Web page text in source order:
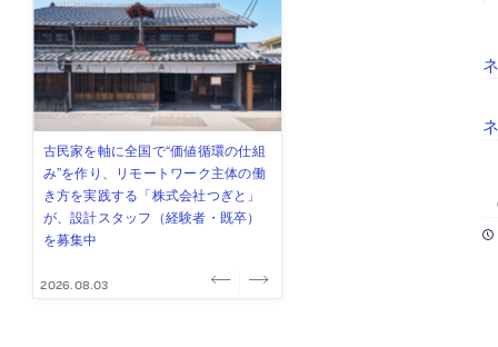
佐々木慧が主宰する「axonometric株
式会社」が、設計スタッフ（経験
者・既卒・2027年新卒）を募集中
2026.08.07
古民家を軸に全国で“価値循環の仕組
み”を作り、リモートワーク主体の働
き方を実践する「株式会社つぎと」
が、設計スタッフ（経験者・既卒）
を募集中
2026.08.03
リノベる株式会社が、設計パートナ
ー (業務委託) を募集中
2026.08.03
社会への影響力のある建築を手掛
け、スタッフ同士で助け合う環境づ
くりも行う「E.A.S.T.architects」
が、設計スタッフ（経験者・既卒・
2027年新卒）を募集中
2026.07.31
代官山を拠点に活動する「梅澤竜也 /
ALA INC.」が、設計スタッフ・アル
バイト・事務職を募集中
2026.07.30